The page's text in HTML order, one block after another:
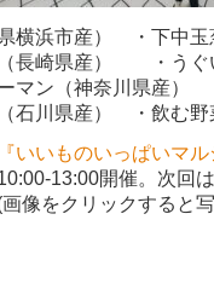
横浜市産） ・下中玉
（長崎県産） ・うぐ
マン（神奈川県産
（石川県産） ・飲む野
『いいものいっぱいマ
13:00開催。次回
画像をクリックすると